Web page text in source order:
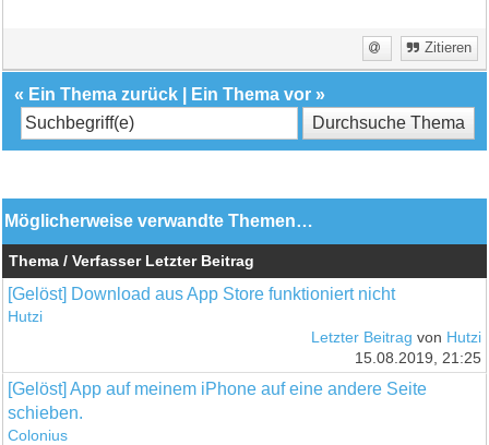
Zitieren
« Ein Thema zurück Ein Thema vor »
Möglicherweise verwandte Themen…
Thema / Verfasser Letzter Beitrag
[Gelöst] Download aus App Store funktioniert nicht
Hutzi
Letzter Beitrag von Hutzi
15.08.2019, 21:25
[Gelöst] App auf meinem iPhone auf eine andere Seite
schieben.
Colonius